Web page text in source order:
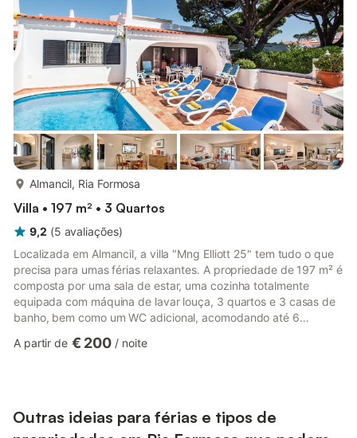
Villas" em Vila Nova de Cacela (Algarve) é uma moradia de três
pisos com 4 quartos, 3 casas de...
Almancil, Ria Formosa
Villa • 197 m² • 3 Quartos
9,2 (5 avaliações)
Localizada em Almancil, a villa "Mng Elliott 25" tem tudo o que
precisa para umas férias relaxantes. A propriedade de 197 m² é
composta por uma sala de estar, uma cozinha totalmente
equipada com máquina de lavar louça, 3 quartos e 3 casas de
banho, bem como um WC adicional, acomodando até 6
para chamadas de vídeo), uma televisão inteligente com
possui um ...
A partir de € 200 / noite
Outras ideias para férias e tipos de